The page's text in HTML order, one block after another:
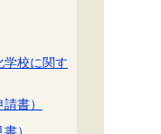
学校に関す
書）